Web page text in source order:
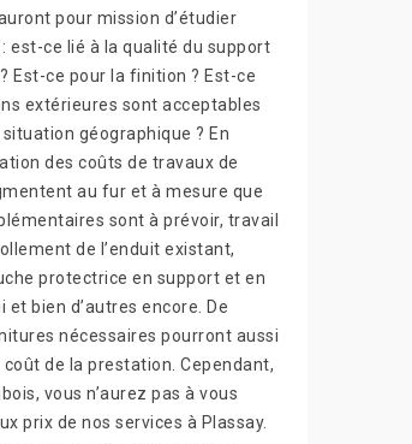
pour mission d’étudier
est-ce lié à la qualité du support
Est-ce pour la finition ? Est-ce
extérieures sont acceptables
géographique ? En
des coûts de travaux de
au fur et à mesure que
sont à prévoir, travail
de l’enduit existant,
protectrice en support et en
et bien d’autres encore. De
nécessaires pourront aussi
de la prestation. Cependant,
vous n’aurez pas à vous
prix de nos services à Plassay.